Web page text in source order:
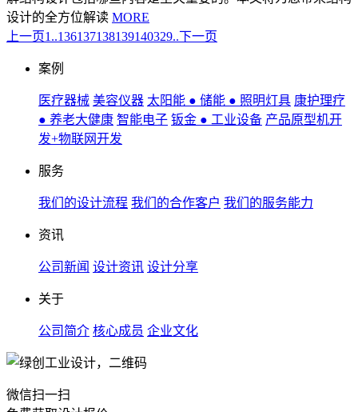
设计的全方位解读 MORE
上一页1..136137138139140329..下一页
案例
医疗器械 美容仪器 太阳能 ● 储能 ● 照明灯具 康护理疗
● 养老大健康 智能电子 钣金 ● 工业设备 产品原型机开
发+物联网开发
服务
我们的设计流程 我们的合作客户 我们的服务能力
资讯
公司新闻 设计资讯 设计分享
关于
公司简介 核心成员 企业文化
微信扫一扫